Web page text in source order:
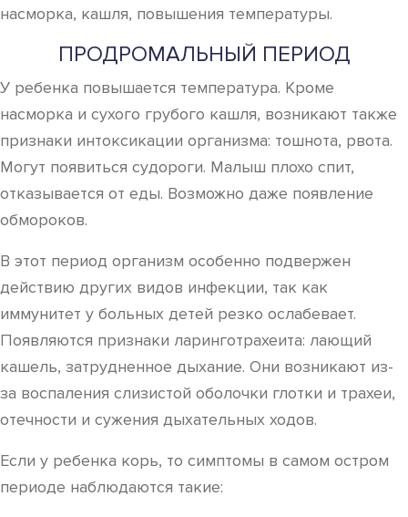
насморка, кашля, повышения температуры.
ПРОДРОМАЛЬНЫЙ ПЕРИОД
У ребенка повышается температура. Кроме
насморка и сухого грубого кашля, возникают также
признаки интоксикации организма: тошнота, рвота.
Могут появиться судороги. Малыш плохо спит,
отказывается от еды. Возможно даже появление
обмороков.
В этот период организм особенно подвержен
действию других видов инфекции, так как
иммунитет у больных детей резко ослабевает.
Появляются признаки ларинготрахеита: лающий
кашель, затрудненное дыхание. Они возникают из-
за воспаления слизистой оболочки глотки и трахеи,
отечности и сужения дыхательных ходов.
Если у ребенка корь, то симптомы в самом остром
периоде наблюдаются такие: